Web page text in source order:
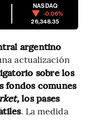
NASDAQ
-0.06%
26,348.35
argentino
actualización
sobre los
fondos comunes
los pases
. La medida